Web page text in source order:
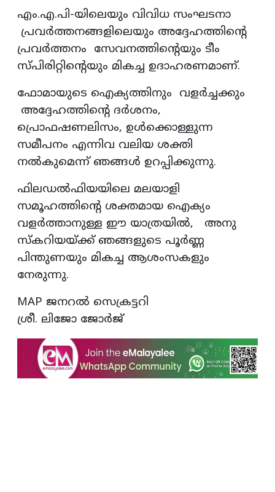
എം.എ.പി-യിലെയും വിവിധ സംഘടനാ
പ്രവര്‍ത്തനങ്ങളിലെയും അദ്ദേഹത്തിന്റെ
പ്രവർത്തനം സേവനത്തിന്റെയും ടീം
സ്പിരിറ്റിന്റെയും മികച്ച ഉദാഹരണമാണ്.
ഫോമായുടെ ഐക്യത്തിനും വളര്‍ച്ചക്കും
അദ്ദേഹത്തിന്റെ ദര്‍ശനം,
പ്രൊഫഷണലിസം, ഉള്‍ക്കൊള്ളുന്ന
സമീപനം എന്നിവ വലിയ ശക്തി
നല്‍കുമെന്ന് ഞങ്ങള്‍ ഉറപ്പിക്കുന്നു.
ഫിലഡല്‍ഫിയയിലെ മലയാളി
സമൂഹത്തിന്റെ ശക്തമായ ഐക്യം
വളര്‍ത്താനുള്ള ഈ യാത്രയില്‍, അനു
സ്‌കറിയയ്ക്ക് ഞങ്ങളുടെ പൂര്‍ണ്ണ
പിന്തുണയും മികച്ച ആശംസകളും
നേരുന്നു.
MAP ജനറല്‍ സെക്രട്ടറി
ശ്രീ. ലിജോ ജോര്‍ജ്